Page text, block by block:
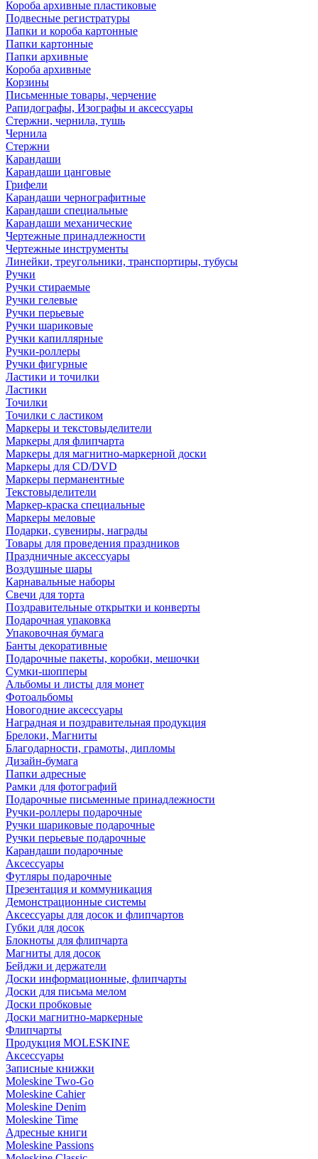
Короба архивные пластиковые
Подвесные регистратуры
Папки и короба картонные
Папки картонные
Папки архивные
Короба архивные
Корзины
Письменные товары, черчение
Рапидографы, Изографы и аксессуары
Стержни, чернила, тушь
Чернила
Стержни
Карандаши
Карандаши цанговые
Грифели
Карандаши чернографитные
Карандаши специальные
Карандаши механические
Чертежные принадлежности
Чертежные инструменты
Линейки, треугольники, транспортиры, тубусы
Ручки
Ручки стираемые
Ручки гелевые
Ручки перьевые
Ручки шариковые
Ручки капиллярные
Ручки-роллеры
Ручки фигурные
Ластики и точилки
Ластики
Точилки
Точилки с ластиком
Маркеры и текстовыделители
Маркеры для флипчарта
Маркеры для магнитно-маркерной доски
Маркеры для CD/DVD
Маркеры перманентные
Текстовыделители
Маркер-краска специальные
Маркеры меловые
Подарки, сувениры, награды
Товары для проведения праздников
Праздничные аксессуары
Воздушные шары
Карнавальные наборы
Свечи для торта
Поздравительные открытки и конверты
Подарочная упаковка
Упаковочная бумага
Банты декоративные
Подарочные пакеты, коробки, мешочки
Сумки-шопперы
Альбомы и листы для монет
Фотоальбомы
Новогодние аксессуары
Наградная и поздравительная продукция
Брелоки, Магниты
Благодарности, грамоты, дипломы
Дизайн-бумага
Папки адресные
Рамки для фотографий
Подарочные письменные принадлежности
Ручки-роллеры подарочные
Ручки шариковые подарочные
Ручки перьевые подарочные
Карандаши подарочные
Аксессуары
Футляры подарочные
Презентация и коммуникация
Демонстрационные системы
Аксессуары для досок и флипчартов
Губки для досок
Блокноты для флипчарта
Магниты для досок
Бейджи и держатели
Доски информационные, флипчарты
Доски для письма мелом
Доски пробковые
Доски магнитно-маркерные
Флипчарты
Продукция MOLESKINE
Аксессуары
Записные книжки
Moleskine Two-Go
Moleskine Cahier
Moleskine Denim
Moleskine Time
Адресные книги
Moleskine Passions